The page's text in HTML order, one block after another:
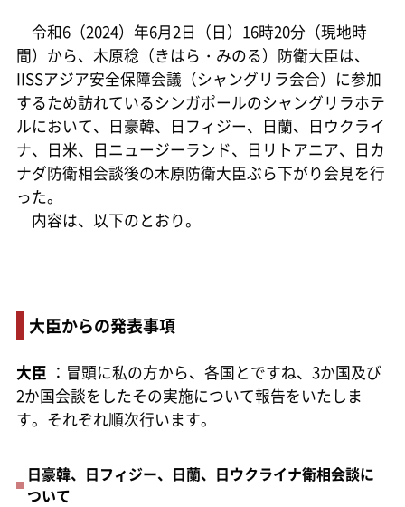
令和6（2024）年6月2日（日）16時20分（現地時
間）から、木原稔（きはら・みのる）防衛大臣は、
IISSアジア安全保障会議（シャングリラ会合）に参加
するため訪れているシンガポールのシャングリラホテ
ルにおいて、日豪韓、日フィジー、日蘭、日ウクライ
ナ、日米、日ニュージーランド、日リトアニア、日カ
ナダ防衛相会談後の木原防衛大臣ぶら下がり会見を行
った。
内容は、以下のとおり。
大臣からの発表事項
大臣 ：冒頭に私の方から、各国とですね、3か国及び
2か国会談をしたその実施について報告をいたしま
す。それぞれ順次行います。
日豪韓、日フィジー、日蘭、日ウクライナ衛相会談に
ついて